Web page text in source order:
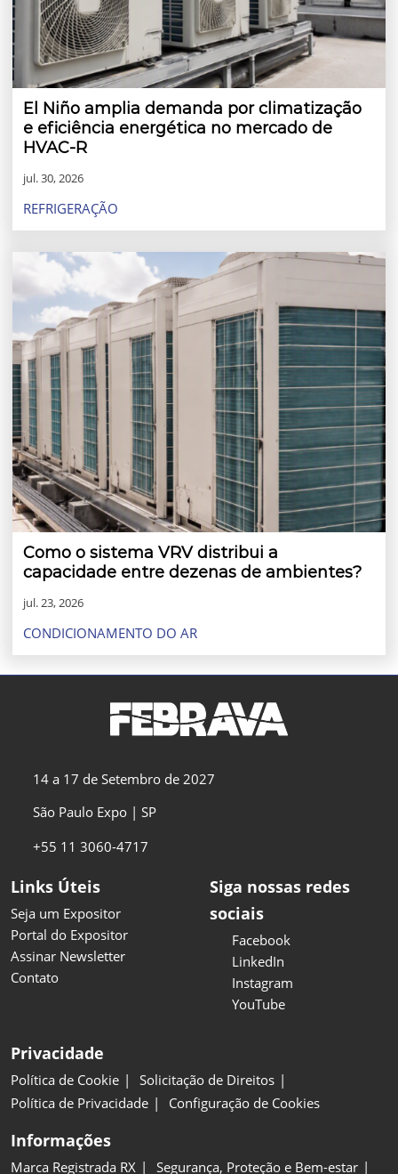
El Niño amplia demanda por climatização
e eficiência energética no mercado de
HVAC-R
jul. 30, 2026
REFRIGERAÇÃO
Como o sistema VRV distribui a
capacidade entre dezenas de ambientes?
jul. 23, 2026
CONDICIONAMENTO DO AR
14 a 17 de Setembro de 2027
São Paulo Expo | SP
+55 11 3060-4717
Links Úteis
Seja um Expositor
Portal do Expositor
Assinar Newsletter
Contato
Siga nossas redes
sociais
Facebook
LinkedIn
Instagram
YouTube
Privacidade
Política de Cookie
Solicitação de Direitos
Política de Privacidade
Configuração de Cookies
Informações
Marca Registrada RX Segurança, Proteção e Bem-estar